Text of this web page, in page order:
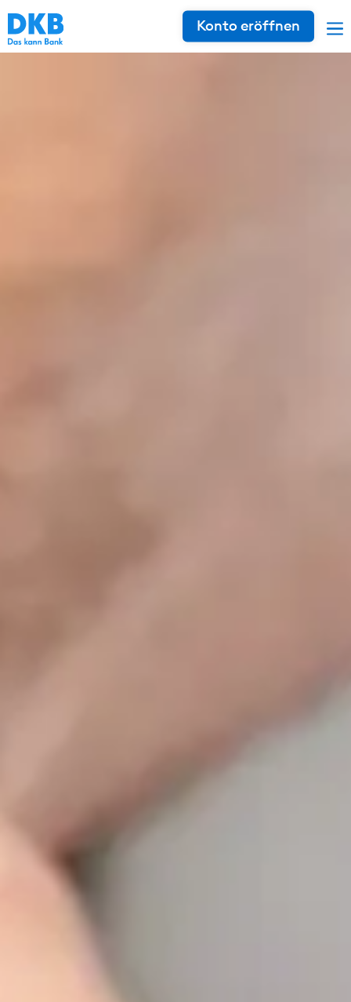
Konto eröffnen